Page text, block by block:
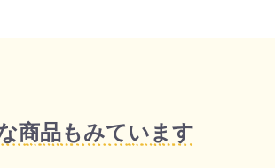
商品もみています